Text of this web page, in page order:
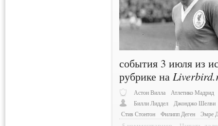
события 3 июля из
рубрике на
Астон Вилла
Атлетико Мадрид
Билли Лиддел
Джонджо Шелви
Стив Стонтон
Филипп Деген Эмре